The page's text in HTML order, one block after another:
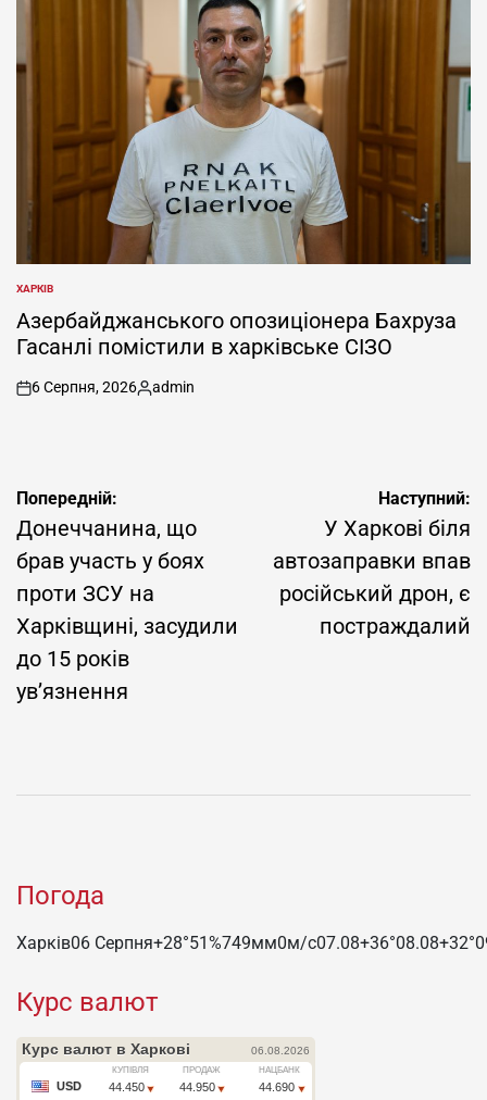
ОПУБЛІКУВАТИ
ХАРКІВ
Азербайджанського опозиціонера Бахруза
Гасанлі помістили в харківське СІЗО
on
6 Серпня, 2026
Опубліковано
admin
Навігація
записів
Попередній:
Донеччанина, що
брав участь у боях
проти ЗСУ на
Харківщині, засудили
до 15 років
ув’язнення
Наступний:
У Харкові біля
автозаправки впав
російський дрон, є
постраждалий
Погода
Харків06 Серпня+28°51 %749мм0м/c07.08+36°08.08+32°
Курс валют